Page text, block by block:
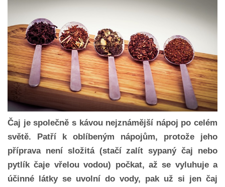
Čaj je společně s kávou nejznámější nápoj po celém
světě. Patří k oblíbeným nápojům, protože jeho
příprava není složitá (stačí zalít sypaný čaj nebo
pytlík čaje vřelou vodou) počkat, až se vyluhuje a
účinné látky se uvolní do vody, pak už si jen čaj